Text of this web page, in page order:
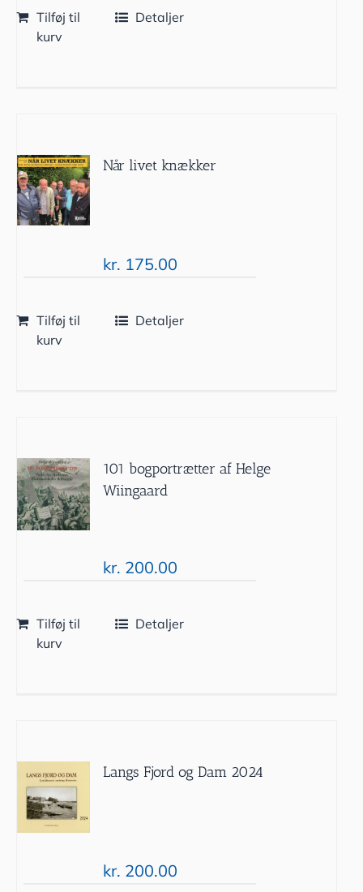
Tilføj til
kurv
Detaljer
Når livet knækker
kr. 175.00
Tilføj til
kurv
Detaljer
101 bogportrætter af Helge
Wiingaard
kr. 200.00
Tilføj til
kurv
Detaljer
Langs Fjord og Dam 2024
kr. 200.00